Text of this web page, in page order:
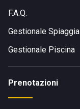
F.A.Q.
Gestionale Spiaggia
Gestionale Piscina
Prenotazioni